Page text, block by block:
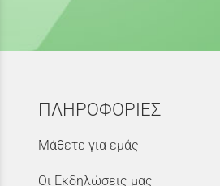
ΠΛΗΡΟΦΟΡΙΕΣ
Μάθετε για εμάς
Οι Εκδηλώσεις μας